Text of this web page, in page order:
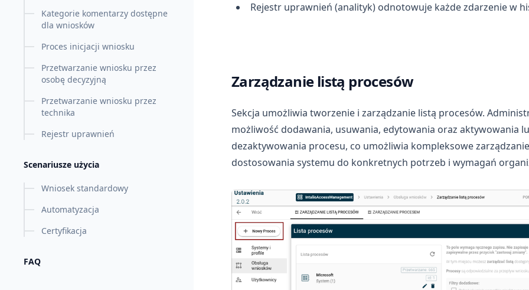
Kategorie komentarzy dostępne
dla wniosków
Proces inicjacji wniosku
Przetwarzanie wniosku przez
osobę decyzyjną
Przetwarzanie wniosku przez
technika
Rejestr uprawnień
Scenariusze użycia
Wniosek standardowy
Automatyzacja
Certyfikacja
FAQ
Rejestr uprawnień (analityk) odnotowuje każde zdarzenie w
Zarządzanie listą procesów
Sekcja umożliwia tworzenie i zarządzanie listą procesów.
możliwość dodawania, usuwania, edytowania oraz aktywowania
dezaktywowania procesu, co umożliwia kompleksowe
dostosowania systemu do konkretnych potrzeb i wymagań